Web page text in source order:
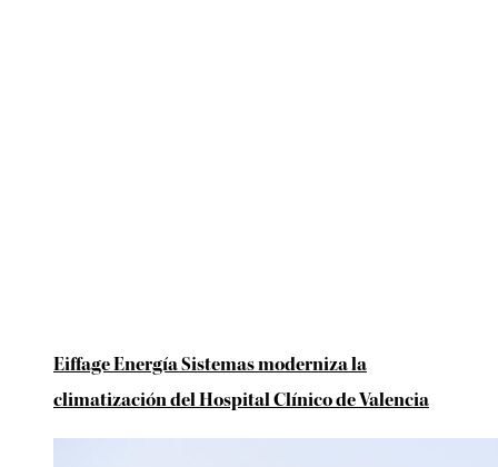
Eiffage Energía Sistemas moderniza la
climatización del Hospital Clínico de Valencia